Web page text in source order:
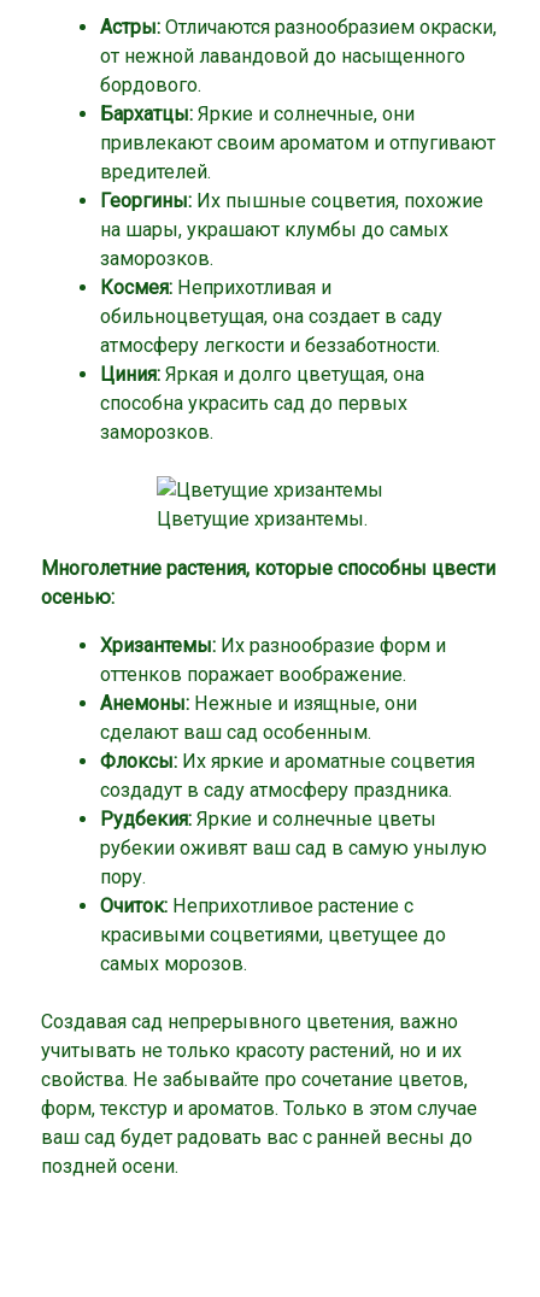
Астры:Отличаются разнообразием окраски,
от нежной лавандовой до насыщенного
бордового.
Бархатцы:Яркие и солнечные, они
привлекают своим ароматом и отпугивают
вредителей.
Георгины:Их пышные соцветия, похожие
на шары, украшают клумбы до самых
заморозков.
Космея:Неприхотливая и
обильноцветущая, она создает в саду
атмосферу легкости и беззаботности.
Циния:Яркая и долго цветущая, она
способна украсить сад до первых
заморозков.
Цветущие хризантемы.
Многолетние растения, которые способны цвести
осенью:
Хризантемы:Их разнообразие форм и
оттенков поражает воображение.
Анемоны:Нежные и изящные, они
сделают ваш сад особенным.
Флоксы:Их яркие и ароматные соцветия
создадут в саду атмосферу праздника.
Рудбекия:Яркие и солнечные цветы
рубекии оживят ваш сад в самую унылую
пору.
Очиток:Неприхотливое растение с
красивыми соцветиями, цветущее до
самых морозов.
Создавая сад непрерывного цветения, важно
учитывать не только красоту растений, но и их
свойства. Не забывайте про сочетание цветов,
форм, текстур и ароматов. Только в этом случае
ваш сад будет радовать вас с ранней весны до
поздней осени.